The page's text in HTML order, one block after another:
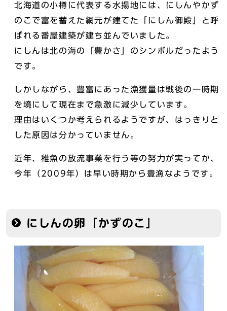
北海道の小樽に代表する水揚地には、にしんやかず
のこで富を蓄えた網元が建てた「にしん御殿」と呼
ばれる番屋建築が建ち並んでいました。
にしんは北の海の「豊かさ」のシンボルだったよう
です。
しかしながら、豊富にあった漁獲量は戦後の一時期
を境にして現在まで急激に減少しています。
理由はいくつか考えられるようですが、はっきりと
した原因は分かっていません。
近年、稚魚の放流事業を行う等の努力が実ってか、
今年（2009年）は早い時期から豊漁なようです。
にしんの卵「かずのこ」